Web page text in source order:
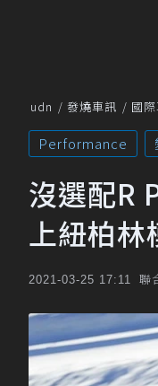
udn 發燒車訊 國
Performance
沒選配R
上紐柏林
2021-03-25 17:11 聯